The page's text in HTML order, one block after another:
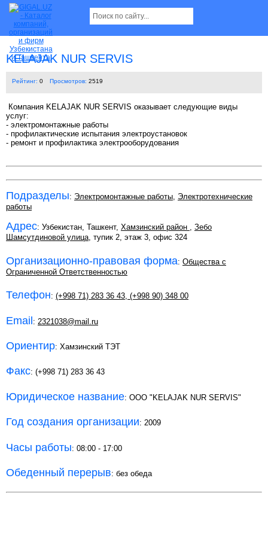
KELAJAK NUR SERVIS
Рейтинг: 0 Просмотров: 2519
Компания KELAJAK NUR SERVIS оказывает следующие виды
услуг:
- электромонтажные работы
- профилактические испытания электроустановок
- ремонт и профилактика электрооборудования
Подразделы: Электромонтажные работы, Электротехнические
работы
Адрес: Узбекистан, Ташкент, Хамзинский район , Зебо
Шамсутдиновой улица, тупик 2, этаж 3, офис 324
Организационно-правовая форма: Общества с
Ограниченной Ответственностью
Телефон: (+998 71) 283 36 43, (+998 90) 348 00
Email: 2321038@mail.ru
Ориентир: Хамзинский ТЭТ
Факс: (+998 71) 283 36 43
Юридическое название: ООО "KELAJAK NUR SERVIS"
Год создания организации: 2009
Часы работы: 08:00 - 17:00
Обеденный перерыв: без обеда